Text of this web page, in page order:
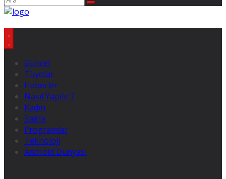
Güncel
Tüyolar
Haberler
Nasıl Yapılır ?
Kadın
Sağlık
Programlar
Teknoloji
Android Dünyası